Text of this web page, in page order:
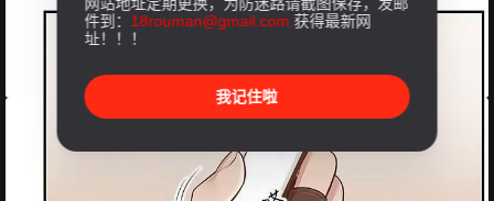
件到： 18rouman@gmail.com 获得最新网
址！！！
我记住啦